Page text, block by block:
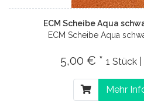
ECM Scheibe Aqua
ECM Scheibe Aqua
5,00 € * 1 Stück
Mehr